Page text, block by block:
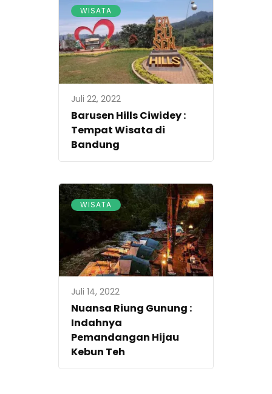
WISATA
Juli 22, 2022
Barusen Hills Ciwidey :
Tempat Wisata di
Bandung
WISATA
Juli 14, 2022
Nuansa Riung Gunung :
Indahnya
Pemandangan Hijau
Kebun Teh